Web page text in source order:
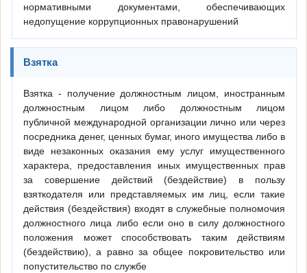
нормативными документами, обеспечивающих
недопущение коррупционных правонарушений
Взятка
Взятка - получение должностным лицом, иностранным
должностным лицом либо должностным лицом
публичной международной организации лично или через
посредника денег, ценных бумаг, иного имущества либо в
виде незаконных оказания ему услуг имущественного
характера, предоставления иных имущественных прав
за совершение действий (бездействие) в пользу
взяткодателя или представляемых им лиц, если такие
действия (бездействия) входят в служебные полномочия
должностного лица либо если оно в силу должностного
положения может способствовать таким действиям
(бездействию), а равно за общее покровительство или
попустительство по службе